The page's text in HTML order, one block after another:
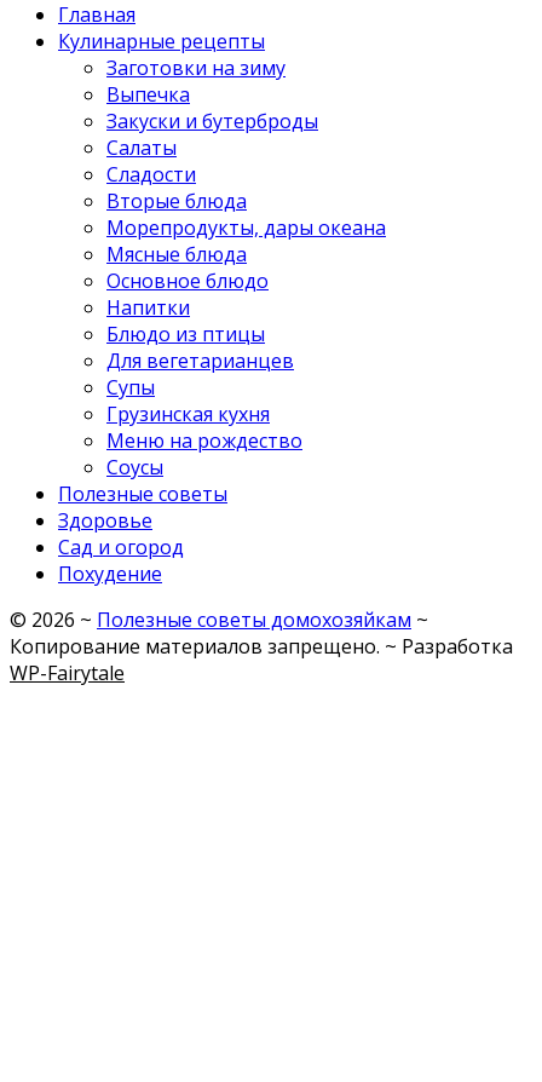
Главная
Кулинарные рецепты
Заготовки на зиму
Выпечка
Закуски и бутерброды
Салаты
Сладости
Вторые блюда
Морепродукты, дары океана
Мясные блюда
Основное блюдо
Напитки
Блюдо из птицы
Для вегетарианцев
Супы
Грузинская кухня
Меню на рождество
Соусы
Полезные советы
Здоровье
Сад и огород
Похудение
© 2026 ~ Полезные советы домохозяйкам ~
Копирование материалов запрещено. ~ Разработка
WP-Fairytale